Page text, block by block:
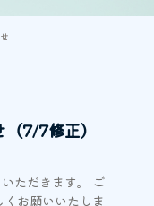
7/7修正）
ただきます。 ご
お願いいたしま